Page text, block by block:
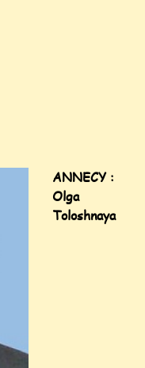
ANNECY :
Olga
Toloshnaya